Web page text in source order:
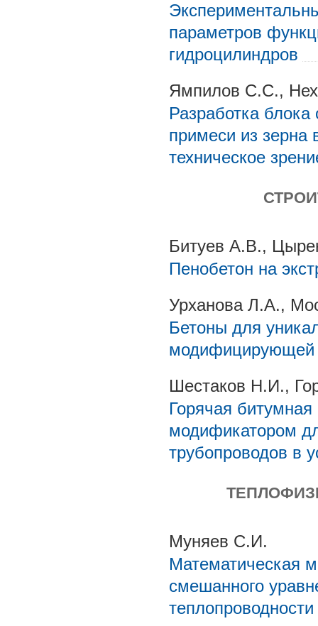
параметров
гидроцилиндров
Ямпилов С.С.,
Разработка блока
примеси из зерна
техническое
Битуев А.В.,
Пенобетон на
Урханова Л.А.,
Бетоны для
модифицирующей
Шестаков Н.И.,
Горячая
модификатором
трубопроводов в
Муняев С.И.
Математическая
смешанного